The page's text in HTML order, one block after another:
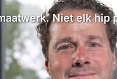
Niet elk hip